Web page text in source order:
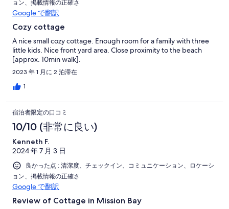
ョン、掲載情報の正確さ
Google で翻訳
Cozy cottage
A nice small cozy cottage. Enough room for a family with three
little kids. Nice front yard area. Close proximity to the beach
[approx. 10min walk].
2023 年 1 月に 2 泊滞在
1
宿泊者限定の口コミ
10/10 (非常に良い)
Kenneth F.
2024 年 7 月 3 日
良かった点 : 清潔度、チェックイン、コミュニケーション、ロケーシ
ョン、掲載情報の正確さ
Google で翻訳
Review of Cottage in Mission Bay